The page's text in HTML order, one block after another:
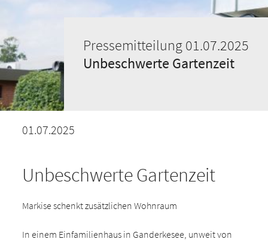
Pressemitteilung 01.07.2025
Unbeschwerte Gartenzeit
01.07.2025
Unbeschwerte Gartenzeit
Markise schenkt zusätzlichen Wohnraum
In einem Einfamilienhaus in Ganderkesee, unweit von